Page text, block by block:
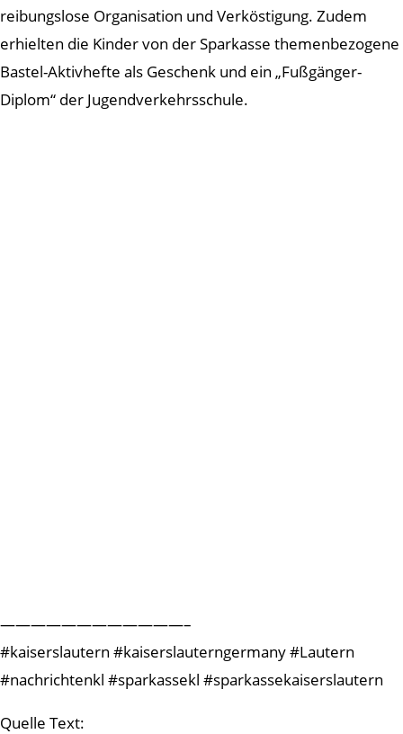
reibungslose Organisation und Verköstigung. Zudem
erhielten die Kinder von der Sparkasse themenbezogene
Bastel-Aktivhefte als Geschenk und ein „Fußgänger-
Diplom“ der Jugendverkehrsschule.
————————————–
#kaiserslautern #kaiserslauterngermany #Lautern
#nachrichtenkl #sparkassekl #sparkassekaiserslautern
Quelle Text: